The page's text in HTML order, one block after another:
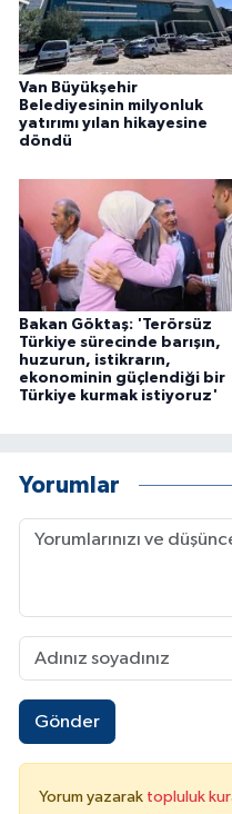
Van Büyükşehir
Belediyesinin milyonluk
yatırımı yılan hikayesine
döndü
Bakan Göktaş: 'Terörsüz
Türkiye sürecinde barışın,
huzurun, istikrarın,
ekonominin güçlendiği bir
Türkiye kurmak istiyoruz'
Yorumlar
Gönder
Yorum yazarak topluluk